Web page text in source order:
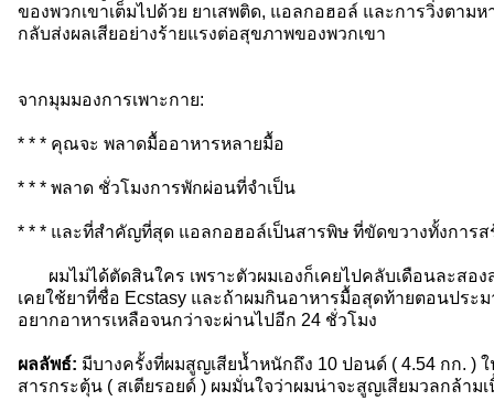
ของพวกเขาเต็มไปด้วย ยาเสพติด, แอลกอฮอล์ และการวิ่งตา
กลับส่งผลเสียอย่างร้ายแรงต่อสุขภาพของพวกเขา
จากมุมมองการเพาะกาย:
* * * คุณจะ พลาดมื้ออาหารหลายมื้อ
* * * พลาด ชั่วโมงการพักผ่อนที่จำเป็น
* * * และที่สำคัญที่สุด แอลกอฮอล์เป็นสารพิษ ที่ขัดขวางทั้งการ
ผมไม่ได้ตัดสินใคร เพราะตัวผมเองก็เคยไปคลับเดือนละสอ
เคยใช้ยาที่ชื่อ Ecstasy และถ้าผมกินอาหารมื้อสุดท้ายตอนปร
อยากอาหารเหลือจนกว่าจะผ่านไปอีก 24 ชั่วโมง
ผลลัพธ์: มีบางครั้งที่ผมสูญเสียน้ำหนักถึง 10 ปอนด์ ( 4.54 กก. )
สารกระตุ้น ( สเตียรอยด์ ) ผมมั่นใจว่าผมน่าจะสูญเสียมวลกล้าม